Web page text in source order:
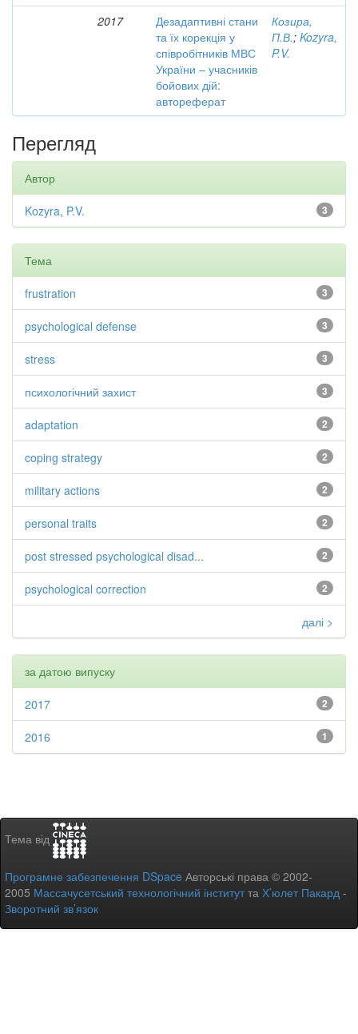
2017
Дезадаптивні стани
та їх корекція у
співробітників МВС
України – учасників
бойових дій:
автореферат
Козира,
П.В.; Kozyra,
P.V.
Перегляд
Автор
3
Kozyra, P.V.
Тема
3
frustration
3
psychological defense
3
stress
3
психологічний захист
2
adaptation
2
coping strategy
2
military actions
2
personal traits
2
post stressed psychological disad...
2
psychological correction
далі >
за датою випуску
2
2017
1
2016
Тема від
Програмне забезпечення DSpace Авторські права © 2002-
2005 Массачусетський технологічний інститутта Х’юлет Пакард -
Зворотний зв’язок